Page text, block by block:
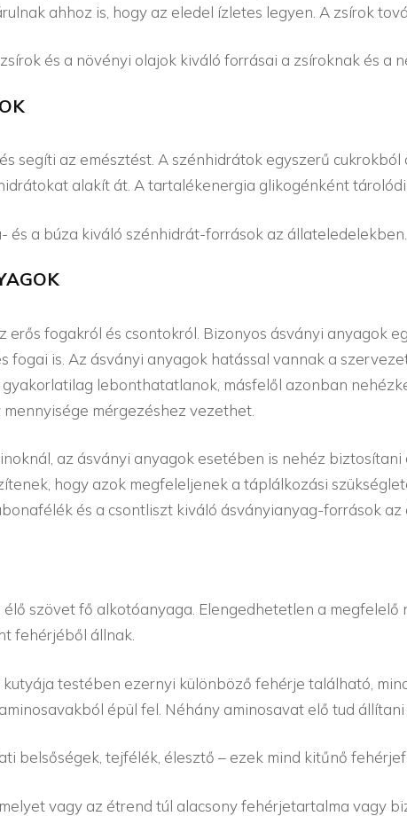
ahhoz is, hogy az eledel ízletes legyen. A zsírok
és a növényi olajok kiváló forrásai a zsíroknak és a
segíti az emésztést. A szénhidrátok egyszerű
alakít át. A tartalékenergia glikogénként
és a búza kiváló szénhidrát-források az állateledelekben.
erős fogakról és csontokról. Bizonyos ásványi anyagok
fogai is. Az ásványi anyagok hatással vannak a
lebonthatatlanok, másfelől azonban
mérgezéshez vezethet.
az ásványi anyagok esetében is nehéz
hogy azok megfeleljenek a táplálkozási
és a csontliszt kiváló ásványianyag-források az
szövet fő alkotóanyaga. Elengedhetetlen a
fehérjéből állnak.
testében ezernyi különböző fehérje található,
épül fel. Néhány aminosavat elő tud
belsőségek, tejfélék, élesztő – ezek mind kitűnő
vagy az étrend túl alacsony fehérjetartalma vagy